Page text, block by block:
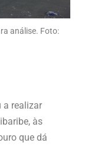
análise. Foto:
a realizar
às
que dá